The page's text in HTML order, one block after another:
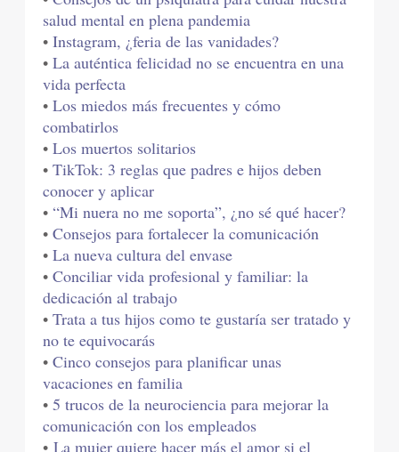
salud mental en plena pandemia
•Instagram, ¿feria de las vanidades?
•La auténtica felicidad no se encuentra en una
vida perfecta
•Los miedos más frecuentes y cómo
combatirlos
•Los muertos solitarios
•TikTok: 3 reglas que padres e hijos deben
conocer y aplicar
•“Mi nuera no me soporta”, ¿no sé qué hacer?
•Consejos para fortalecer la comunicación
•La nueva cultura del envase
•Conciliar vida profesional y familiar: la
dedicación al trabajo
•Trata a tus hijos como te gustaría ser tratado y
no te equivocarás
•Cinco consejos para planificar unas
vacaciones en familia
•5 trucos de la neurociencia para mejorar la
comunicación con los empleados
•La mujer quiere hacer más el amor si el